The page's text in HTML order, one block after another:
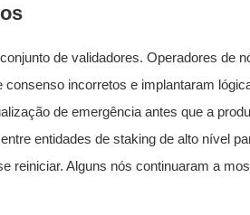
de validadores. Operadores de
incorretos e implantaram
de emergência antes que a
entidades de staking de alto nível
reiniciar. Alguns nós continuaram a